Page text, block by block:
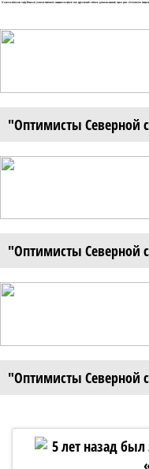
17 июля в яхтенном порту Йоханнес (поселок Советский) завершился третий этап крупнейшей в России детско-юношеской серии регат «Оптимисты
"Оптимисты Северной
"Оптимисты Северной
"Оптимисты Северной